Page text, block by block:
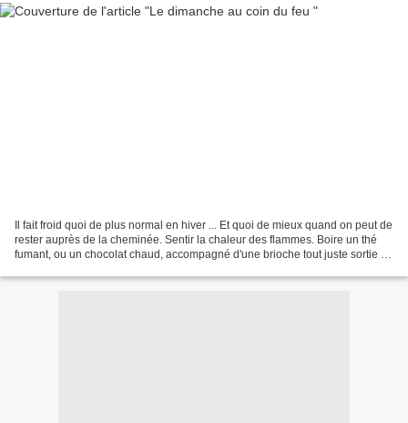
Il fait froid quoi de plus normal en hiver ... Et quoi de mieux quand on peut de
rester auprès de la cheminée. Sentir la chaleur des flammes. Boire un thé
fumant, ou un chocolat chaud, accompagné d'une brioche tout juste sortie du